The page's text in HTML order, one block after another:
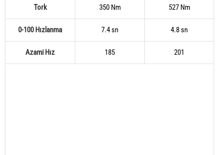
Tork 350 Nm 527 Nm
0-100 Hızlanma 7.4 sn 4.8 sn
Azami Hız 185 201